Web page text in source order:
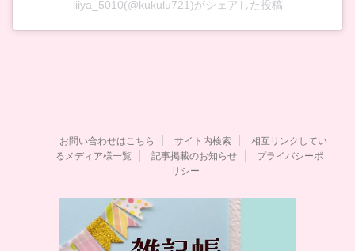
liiya_5010(@kukulu721)がシェアした投稿
お問い合わせはこちら サイト内検索
相互リンクしてい
るメディア様一覧
記事掲載のお知らせ
プライバシーポ
リシー